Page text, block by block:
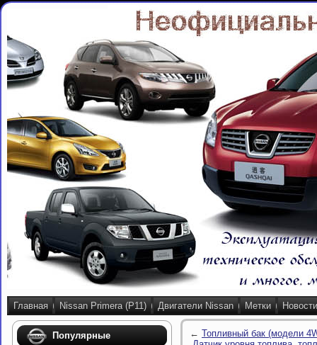
Главная Nissan Primera (P11) Двигатели Nissan Метки Новости
Популярные ← Топливный бак (модели